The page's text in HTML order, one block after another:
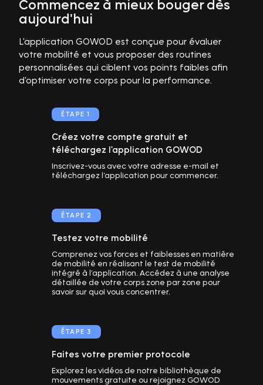
Commencez à mieux bouger dès
aujourd'hui
L'application GOWOD est conçue pour évaluer
votre mobilité et vous proposer des routines
personnalisées qui ciblent vos points faibles afin
d'optimiser votre corps pour la performance.
ÉTAPE 1
Créez votre compte gratuit et
téléchargez l'application GOWOD
Inscrivez-vous avec votre adresse e-mail et
téléchargez l'application pour commencer.
ÉTAPE 2
Testez votre mobilité
Comprenez vos forces et faiblesses en matière
de mobilité en réalisant le test de mobilité
intégré à l'application. Accédez à une analyse
détaillée de votre corps zone par zone pour
savoir sur quoi vous concentrer.
ÉTAPE 3
Faites votre premier protocole
Explorez les vidéos de notre bibliothèque de
mouvements gratuite ou rejoignez GOWOD